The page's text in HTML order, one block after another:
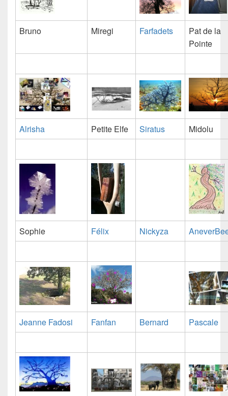
Bruno Miregi Farfadets
Pat de la
Pointe
Alrisha Petite Elfe Siratus Midolu
Sophie Félix Nickyza
Jeanne Fadosi Fanfan Bernard Pascale